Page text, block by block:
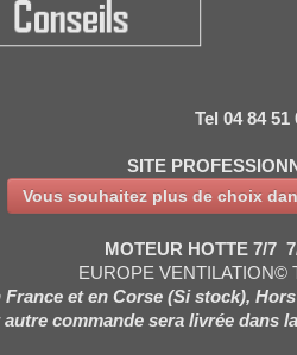
Tel 04 84 51
SITE
Vous souhaitez plus de choix
MOTEUR HOTTE 7/7
EUROPE VENTILATION©
et en Corse (Si stock),
autre commande sera livrée dans